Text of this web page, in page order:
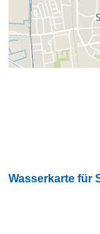
Wasserkarte für